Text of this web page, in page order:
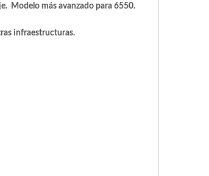
Modelo más avanzado para 6550.
infraestructuras.